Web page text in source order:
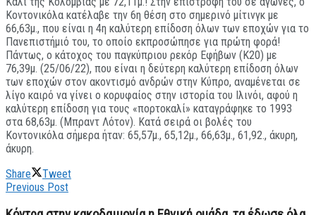
Κοντονικόλα κατέλαβε την 6η θέση στο σημερινό μίτινγκ με
66,63μ., που είναι η 4η καλύτερη επίδοση όλων των εποχών για το
Πανεπιστήμιό του, το οποίο εκπροσώπησε για πρώτη φορά!
Πάντως, ο κάτοχος του παγκύπριου ρεκόρ Εφήβων (Κ20) με
76,39μ. (25/06/22), που είναι η δεύτερη καλύτερη επίδοση όλων
των εποχών στον ακοντισμό ανδρών στην Κύπρο, αναμένεται σε
λίγο καιρό να γίνει ο κορυφαίος στην ιστορία του Ιλινόι, αφού η
καλύτερη επίδοση για τους «πορτοκαλί» καταγράφηκε το 1993
στα 68,63μ. (Μπραντ Λότον). Κατά σειρά οι βολές του
Κοντονικόλα σήμερα ήταν: 65,57μ., 65,12μ., 66,63μ., 61,92., άκυρη,
άκυρη.
Share
Tweet
Previous Post